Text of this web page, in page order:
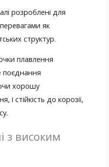
розроблені для
як
структур.
плавлення
поєднання
хорошу
і стійкість до корозії,
з високим